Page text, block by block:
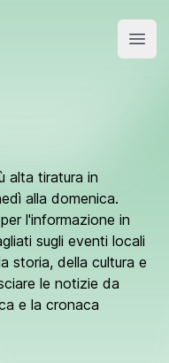
alta tiratura in
alla domenica.
l'informazione in
sugli eventi locali
storia, della cultura e
le notizie da
e la cronaca